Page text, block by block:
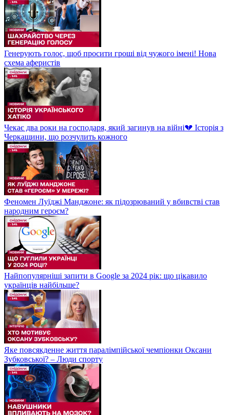
Генерують голос, щоб просити гроші від чужого імені! Нова
схема аферистів
Чекає два роки на господаря, який загинув на війні💔 Історія з
Черкащини, що розчулить кожного
Феномен Луїджі Манджоне: як підозрюваний у вбивстві став
народним героєм?
Найпопулярніші запити в Google за 2024 рік: що цікавило
українців найбільше?
Яке повсякденне життя паралімпійської чемпіонки Оксани
Зубковської? – Люди спорту